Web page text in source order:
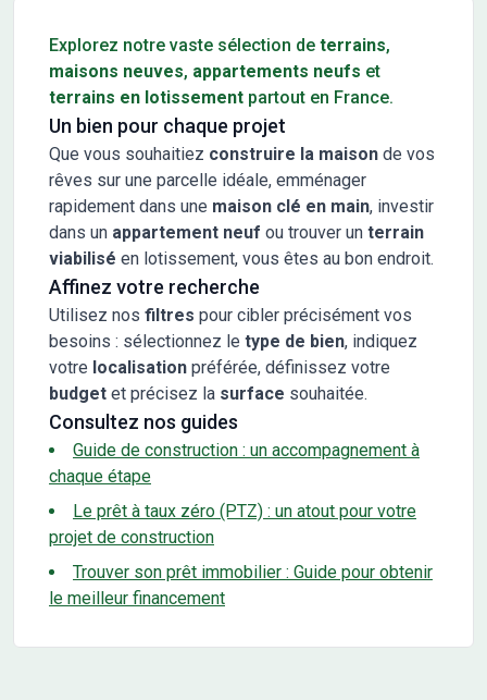
Explorez notre vaste sélection de terrains,
maisons neuves, appartements neufs et
terrains en lotissement partout en France.
Un bien pour chaque projet
Que vous souhaitiez construire la maison de vos
rêves sur une parcelle idéale, emménager
rapidement dans une maison clé en main, investir
dans un appartement neuf ou trouver un terrain
viabilisé en lotissement, vous êtes au bon endroit.
Affinez votre recherche
Utilisez nos filtres pour cibler précisément vos
besoins : sélectionnez le type de bien, indiquez
votre localisation préférée, définissez votre
budget et précisez la surface souhaitée.
Consultez nos guides
Guide de construction : un accompagnement à
chaque étape
Le prêt à taux zéro (PTZ) : un atout pour votre
projet de construction
Trouver son prêt immobilier : Guide pour obtenir
le meilleur financement